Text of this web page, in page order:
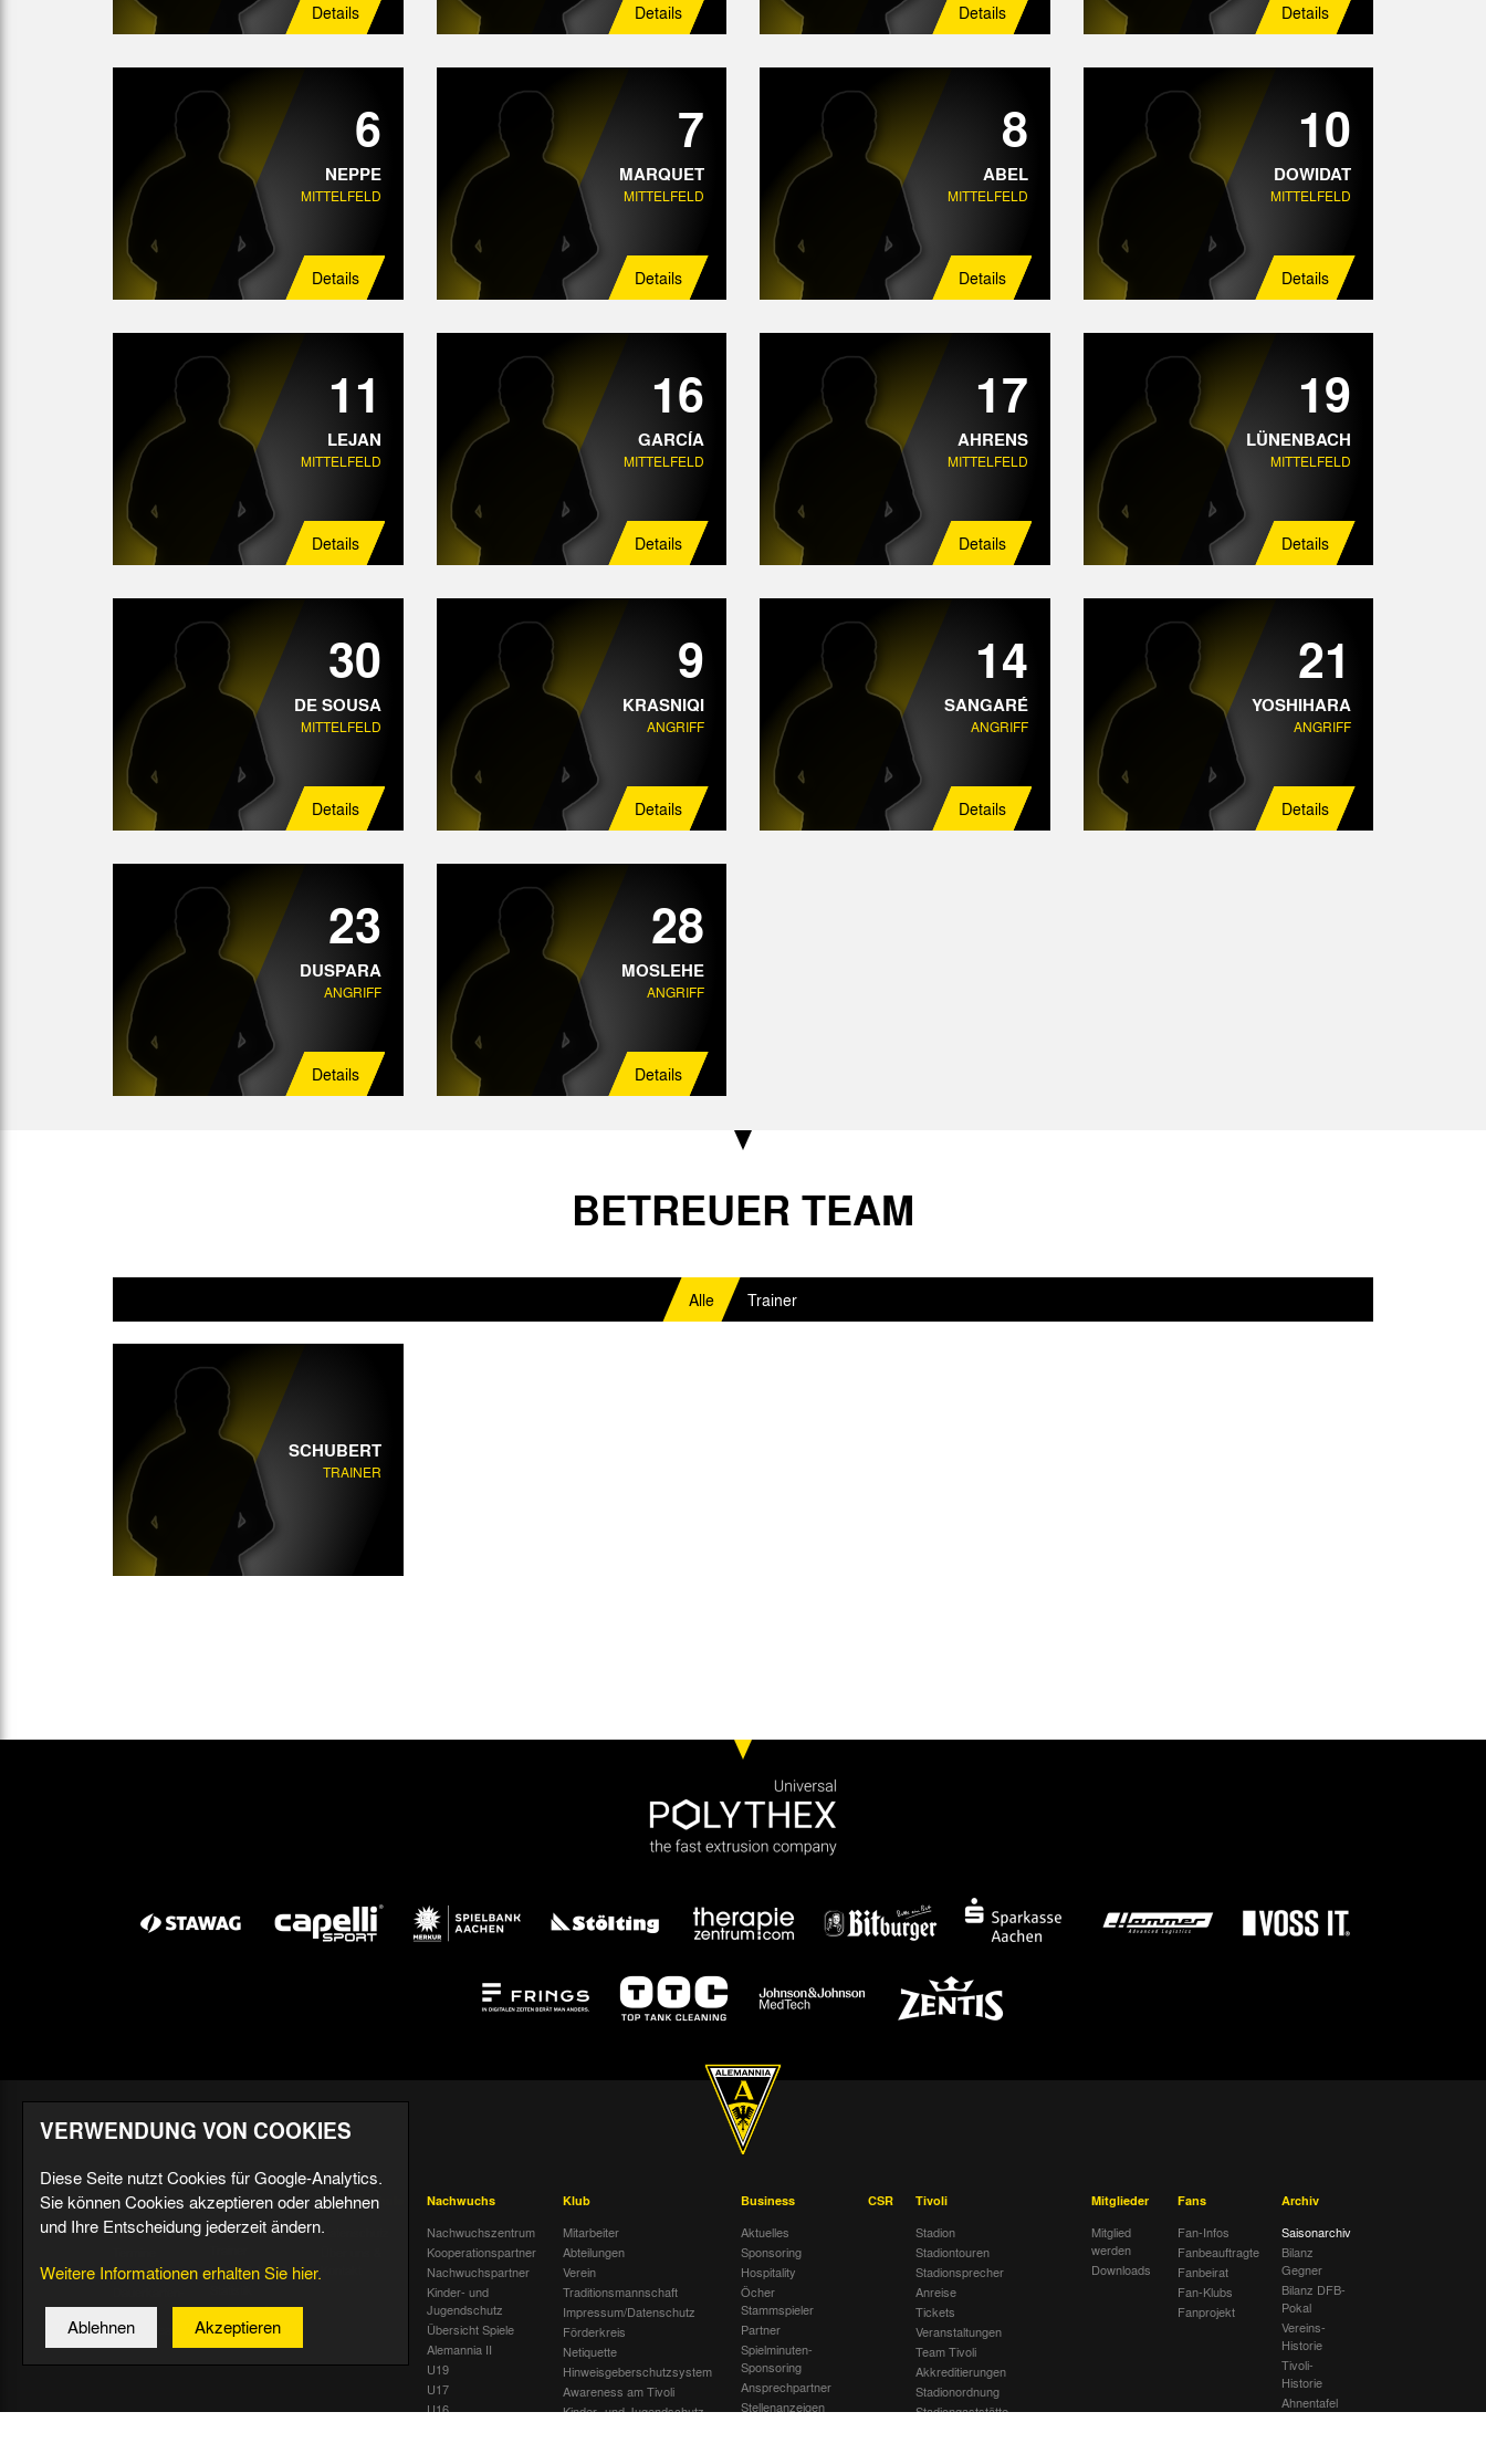
Details Details Details Details
6
NEPPE
MITTELFELD
Details
7
MARQUET
MITTELFELD
Details
8
ABEL
MITTELFELD
Details
10
DOWIDAT
MITTELFELD
Details
11
LEJAN
MITTELFELD
Details
16
GARCÍA
MITTELFELD
Details
17
AHRENS
MITTELFELD
Details
19
LÜNENBACH
MITTELFELD
Details
30
DE SOUSA
MITTELFELD
Details
9
KRASNIQI
ANGRIFF
Details
14
SANGARÉ
ANGRIFF
Details
21
YOSHIHARA
ANGRIFF
Details
23
DUSPARA
ANGRIFF
Details
28
MOSLEHE
ANGRIFF
Details
BETREUER TEAM
Alle Trainer
SCHUBERT
TRAINER
Aktuell
Nachrichten
Tivoli Echo
Deal
Radiostream
Profis
Mannschaft &
Spiele & Tabelle
Trainingsplan
Geburtstage
Fußballschule
Datenschutz
Nachwuchs
Nachwuchszentrum
Kooperationspartner
Nachwuchspartner
Kinder- und
Jugendschutz
Übersicht Spiele
Alemannia II
U19
U17
U16
Klub
Mitarbeiter
Abteilungen
Verein
Traditionsmannschaft
Impressum/Datenschutz
Förderkreis
Netiquette
Hinweisgeberschutzsystem
Awareness am Tivoli
Kinder- und Jugendschutz
Business
Aktuelles
Sponsoring
Hospitality
Öcher
Stammspieler
Partner
Spielminuten-
Sponsoring
Ansprechpartner
Stellenanzeigen
CSR
Tivoli
Stadion
Stadiontouren
Stadionsprecher
Anreise
Tickets
Veranstaltungen
Team Tivoli
Akkreditierungen
Stadionordnung
Stadiongaststätte
Mitglieder
Mitglied
werden
Downloads
Fans
Fan-Infos
Fanbeauftragte
Fanbeirat
Fan-Klubs
Fanprojekt
Archiv
Saisonarchiv
Bilanz
Gegner
Bilanz DFB-
Pokal
Vereins-
Historie
Tivoli-
Historie
Ahnentafel
VERWENDUNG VON COOKIES
Diese Seite nutzt Cookies für Google-Analytics.
Sie können Cookies akzeptieren oder ablehnen
und Ihre Entscheidung jederzeit ändern.
Weitere Informationen erhalten Sie hier.
Ablehnen Akzeptieren